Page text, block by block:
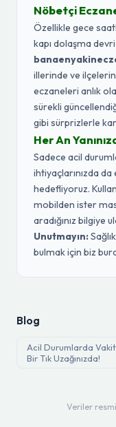
Nöbetçi
Özellikle gece
kapı dolaşma devri
illerinde ve
eczaneleri anlık
sürekli
gibi sürprizlerle
Her An
Sadece acil
ihtiyaçlarınızda da
hedefliyoruz.
mobilden ister
aradığınız bilgiye
Unutmayın:
bulmak için biz
Blog
Acil Durumlarda
Bir Tık Uzağınızda!
Veriler